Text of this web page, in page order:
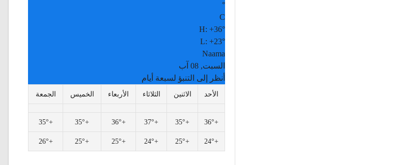
°
C
H:+36°
L:+23°
Naama
السبت, 08 آب
أنظر إلى التنبؤ لسبعة أيام
الأحد الاثنين الثلاثاء الأربعاء الخميس الجمعة
+
36°
+
35°
+
37°
+
36°
+
35°
+
35°
+
24°
+
25°
+
24°
+
25°
+
25°
+
26°